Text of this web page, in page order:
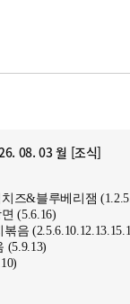
08. 03 월 [조식]
즈&블루베리잼
(5.6.16)
음
(5.9.13)